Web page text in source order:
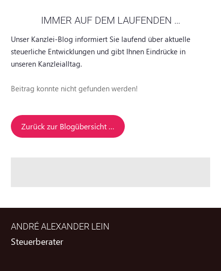
IMMER AUF DEM LAUFENDEN …
Unser Kanzlei-Blog informiert Sie laufend über aktuelle
steuerliche Entwicklungen und gibt Ihnen Eindrücke in
unseren Kanzleialltag.
Beitrag konnte nicht gefunden werden!
Zurück zur Blogübersicht …
ANDRÉ ALEXANDER LEIN
Steuerberater